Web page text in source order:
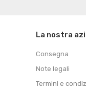
La nostra
Consegna
Note legali
Termini e